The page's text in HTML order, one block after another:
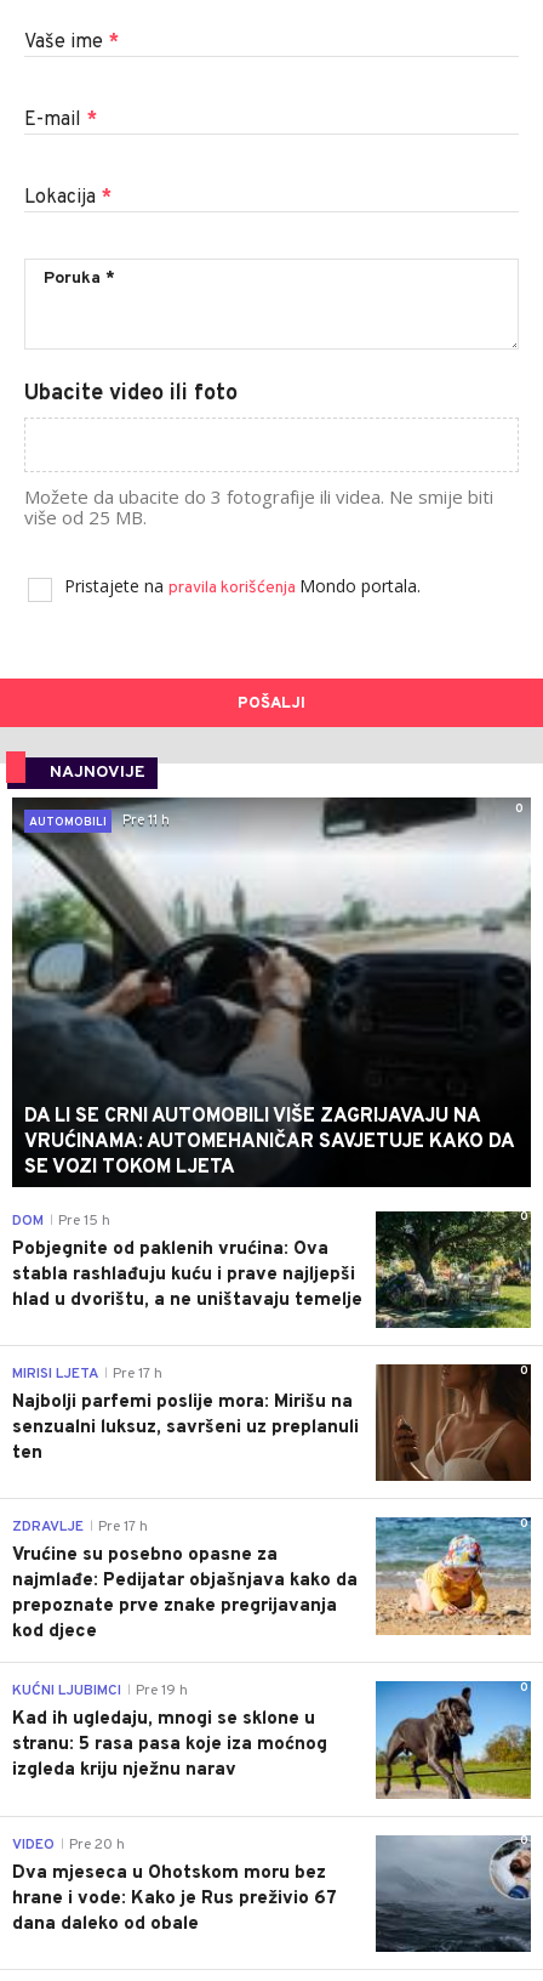
Vaše ime *
E-mail *
Lokacija *
Ubacite video ili foto
Možete da ubacite do 3 fotografije ili videa. Ne smije biti
više od 25 MB.
Pristajete na pravila korišćenja Mondo portala.
POŠALJI
NAJNOVIJE
0
AUTOMOBILI
Pre 11 h
DA LI SE CRNI AUTOMOBILI VIŠE ZAGRIJAVAJU NA
VRUĆINAMA: AUTOMEHANIČAR SAVJETUJE KAKO DA
SE VOZI TOKOM LJETA
0
DOM Pre 15 h
Pobjegnite od paklenih vrućina: Ova
stabla rashlađuju kuću i prave najljepši
hlad u dvorištu, a ne uništavaju temelje
0
MIRISI LJETA Pre 17 h
Najbolji parfemi poslije mora: Mirišu na
senzualni luksuz, savršeni uz preplanuli
ten
0
ZDRAVLJE Pre 17 h
Vrućine su posebno opasne za
najmlađe: Pedijatar objašnjava kako da
prepoznate prve znake pregrijavanja
kod djece
0
KUĆNI LJUBIMCI Pre 19 h
Kad ih ugledaju, mnogi se sklone u
stranu: 5 rasa pasa koje iza moćnog
izgleda kriju nježnu narav
0
VIDEO Pre 20 h
Dva mjeseca u Ohotskom moru bez
hrane i vode: Kako je Rus preživio 67
dana daleko od obale